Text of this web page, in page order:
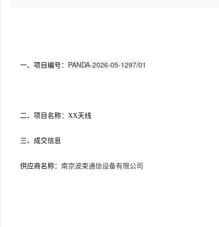
一、项目编号： PANDA-2026-05-1297/01
二、项目名称： XX天线
三、成交信息
供应商名称： 南京波束通信设备有限公司